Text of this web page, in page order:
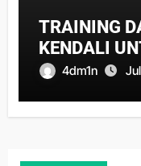
TRAINING
KENDALI
4dm1n